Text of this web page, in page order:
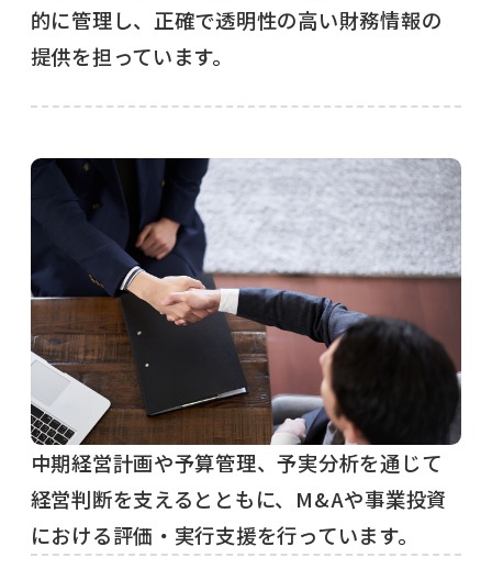
的に管理し、正確で透明性の高い財務情報の
提供を担っています。
中期経営計画や予算管理、予実分析を通じて
経営判断を支えるとともに、M&Aや事業投資
における評価・実行支援を行っています。